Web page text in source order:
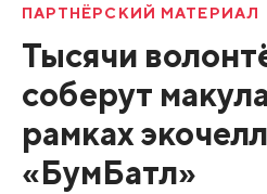
ПАРТНЁРСКИЙ МАТЕРИАЛ
Тысячи
соберут
рамках
«БумБатл»